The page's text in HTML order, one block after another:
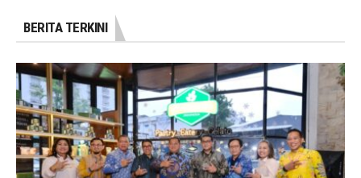
BERITA TERKINI